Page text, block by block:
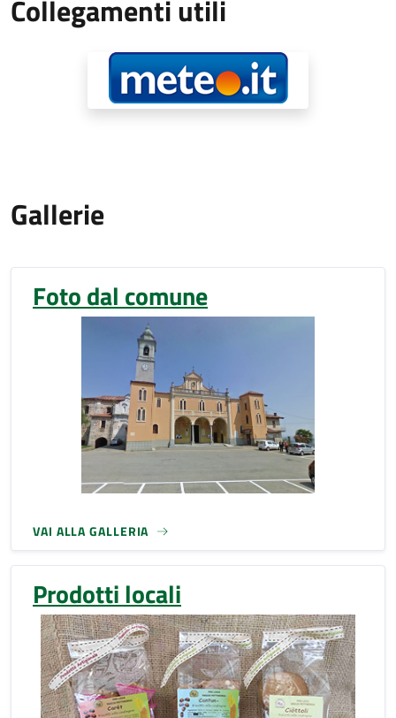
Collegamenti utili
Gallerie
Foto dal comune
VAI ALLA GALLERIA
Prodotti locali